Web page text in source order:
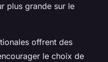
plus grande sur le
offrent des
le choix de